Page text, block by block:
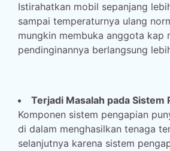
Istirahatkan mobil sepanjang
sampai temperaturnya ulang
mungkin membuka anggota kap
pendinginannya berlangsung
Terjadi Masalah pada Sistem
Komponen sistem pengapian
di dalam menghasilkan tenaga
selanjutnya karena sistem